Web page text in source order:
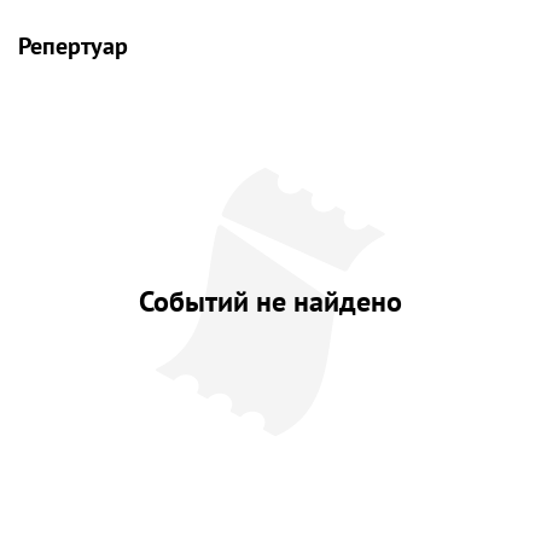
Репертуар
Событий не найдено